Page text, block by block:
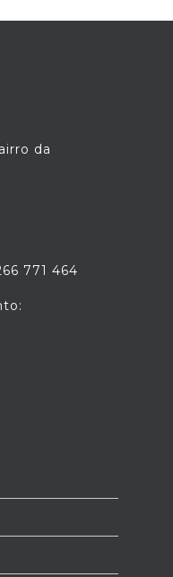
GrutaT. 266
da
771 464